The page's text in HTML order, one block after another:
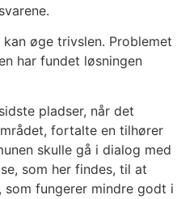
øge trivslen. Problemet
har fundet løsningen
pladser, når det
fortalte en tilhører
skulle gå i dialog med
som her findes, til at
fungerer mindre godt i